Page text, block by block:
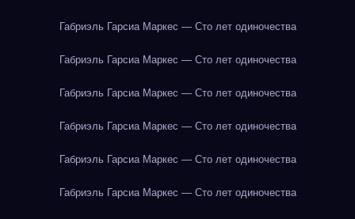
Габриэль Гарсиа Маркес — Сто лет одиночества
Габриэль Гарсиа Маркес — Сто лет одиночества
Габриэль Гарсиа Маркес — Сто лет одиночества
Габриэль Гарсиа Маркес — Сто лет одиночества
Габриэль Гарсиа Маркес — Сто лет одиночества
Габриэль Гарсиа Маркес — Сто лет одиночества